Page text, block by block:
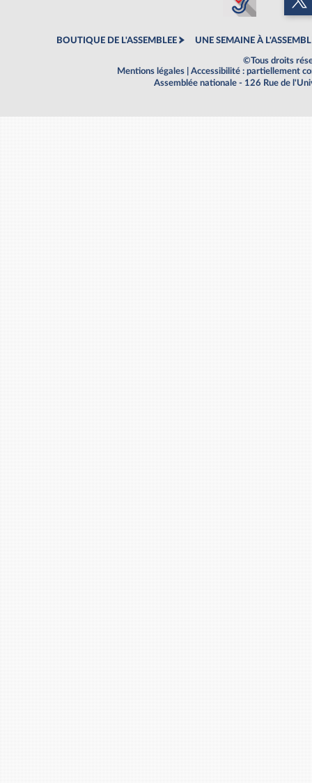
BOUTIQUE DE L'ASSEMBLEE UNE SEMAINE À
©Tous droits
Mentions légales
Accessibilité : partiellement
Assemblée nationale - 126 Rue de